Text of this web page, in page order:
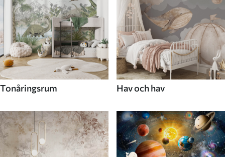
Tonåringsrum Hav och hav